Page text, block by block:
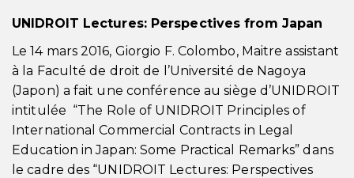
UNIDROIT Lectures: Perspectives from Japan
Le 14 mars 2016, Giorgio F. Colombo, Maitre assistant
à la Faculté de droit de l’Université de Nagoya
(Japon) a fait une conférence au siège d’UNIDROIT
intitulée “The Role of UNIDROIT Principles of
International Commercial Contracts in Legal
Education in Japan: Some Practical Remarks” dans
le cadre des “UNIDROIT Lectures: Perspectives